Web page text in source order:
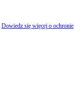
Dowiedz się więcej o ochronie